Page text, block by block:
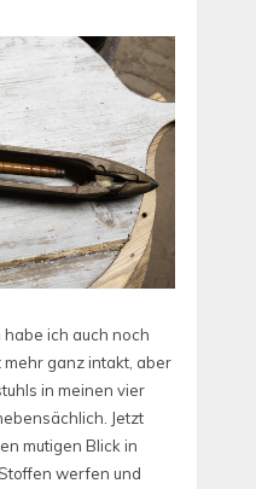
ich auch noch
mehr ganz intakt, aber
in meinen vier
Jetzt
mutigen Blick in
werfen und